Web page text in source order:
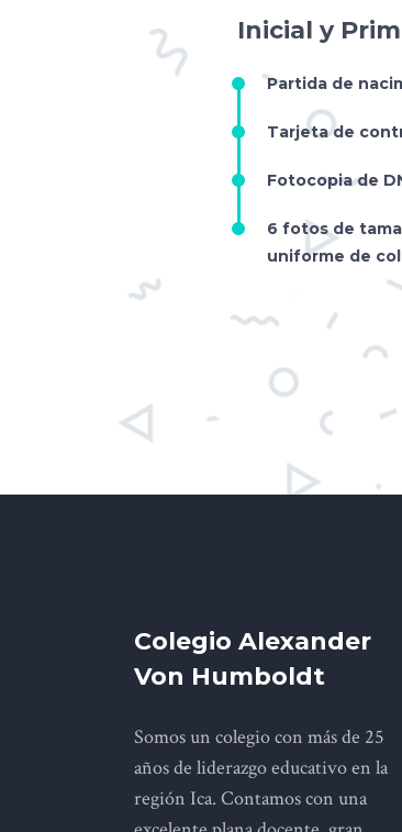
Inicial y
Partida de
Tarjeta de
Fotocopia de
6 fotos de
uniforme de
Colegio Alexander
Von Humboldt
Somos un colegio con más de 25
años de liderazgo educativo en la
región Ica. Contamos con una